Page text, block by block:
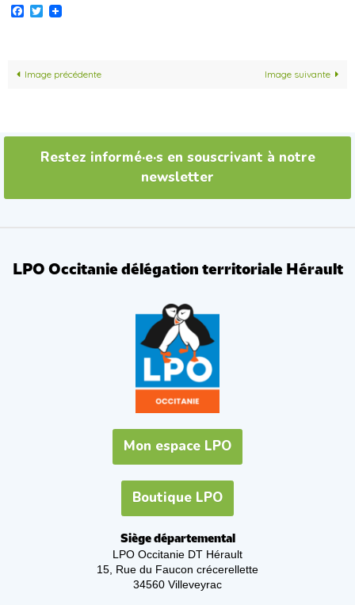
Facebook
Twitter
Image précédente Image suivante
Restez informé·e·s en souscrivant à notre
newsletter
LPO Occitanie délégation territoriale Hérault
Mon espace LPO
Boutique LPO
Siège départemental
LPO Occitanie DT Hérault
15, Rue du Faucon crécerellette
34560 Villeveyrac